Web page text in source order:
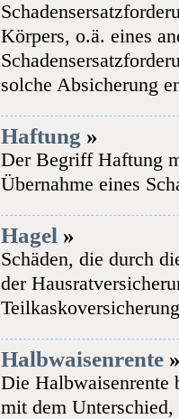
Körpers, o.ä. eines
solche Absicherung
Haftung »
Der Begriff Haftung
Übernahme eines
Hagel »
Schäden, die durch
der
Halbwaisenrente
Die Halbwaisenrente
mit dem